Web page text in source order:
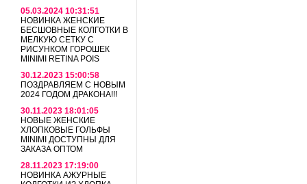
05.03.2024 10:31:51
НОВИНКА ЖЕНСКИЕ
БЕСШОВНЫЕ КОЛГОТКИ В
МЕЛКУЮ СЕТКУ С
РИСУНКОМ ГОРОШЕК
MINIMI RETINA POIS
30.12.2023 15:00:58
ПОЗДРАВЛЯЕМ С НОВЫМ
2024 ГОДОМ ДРАКОНА!!!
30.11.2023 18:01:05
НОВЫЕ ЖЕНСКИЕ
ХЛОПКОВЫЕ ГОЛЬФЫ
MINIMI ДОСТУПНЫ ДЛЯ
ЗАКАЗА ОПТОМ
28.11.2023 17:19:00
НОВИНКА АЖУРНЫЕ